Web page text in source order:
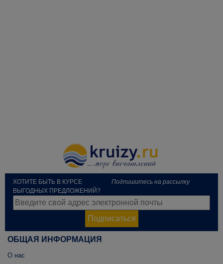
ХОТИТЕ БЫТЬ В КУРСЕ
ВЫГОДНЫХ ПРЕДЛОЖЕНИЙ?
Подпишитесь на рассылку
Подписаться
ОБЩАЯ ИНФОРМАЦИЯ
О нас